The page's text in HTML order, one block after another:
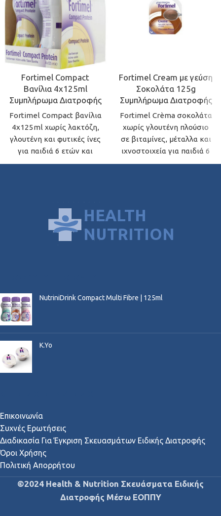
Fortimel Compact
Βανίλια 4x125ml
Συμπλήρωμα Διατροφής
Fortimel Compact βανίλια
4x125ml χωρίς λακτόζη,
γλουτένη και φυτικές ίνες
για παιδιά 6 ετών και
πάνω.
Fortimel Cream με γεύση
Σοκολάτα 125g
Συμπλήρωμα Διατροφής
Fortimel Crèma σοκολάτα
χωρίς γλουτένη πλούσιο
σε βιταμίνες, μέταλλα και
ιχνοστοιχεία για παιδιά 6
ετών και πάνω.
NutriniDrink Compact Multi Fibre | 125ml
K.Yo
Επικοινωνία
Συχνές Ερωτήσεις
Διαδικασία Για Έγκριση Σκευασμάτων Ειδικής Διατροφής
Όροι Χρήσης
Πολιτική Απορρήτου
©2024 Health & Nutrition Σκευάσματα Ειδικής
Διατροφής Μέσω ΕΟΠΠΥ